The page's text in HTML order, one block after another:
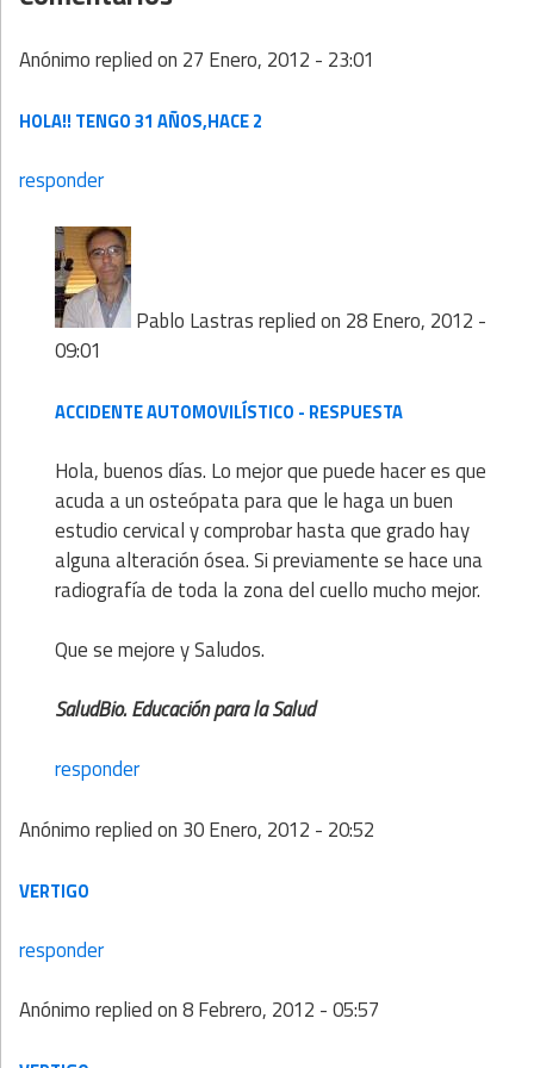
Anónimoreplied on 27 Enero, 2012 - 23:01
HOLA!! TENGO 31 AÑOS,HACE 2
responder
Pablo Lastrasreplied on 28 Enero, 2012 -
09:01
ACCIDENTE AUTOMOVILÍSTICO - RESPUESTA
Hola, buenos días. Lo mejor que puede hacer es que
acuda a un osteópata para que le haga un buen
estudio cervical y comprobar hasta que grado hay
alguna alteración ósea. Si previamente se hace una
radiografía de toda la zona del cuello mucho mejor.
Que se mejore y Saludos.
SaludBio. Educación para la Salud
responder
Anónimoreplied on 30 Enero, 2012 - 20:52
VERTIGO
responder
Anónimoreplied on8 Febrero, 2012 - 05:57